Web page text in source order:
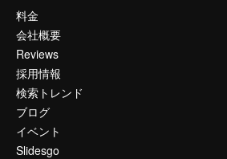
料金
会社概要
Reviews
採用情報
検索トレンド
ブログ
イベント
Slidesgo